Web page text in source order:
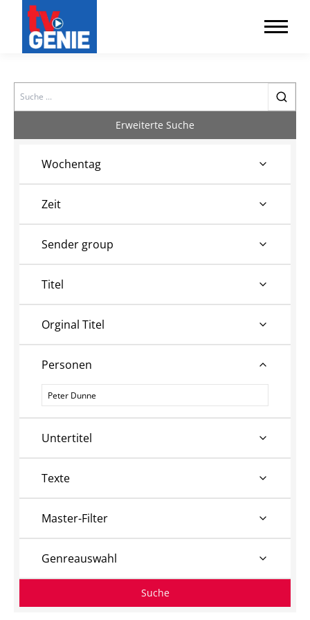
Search
Erweiterte Suche
Wochentag
Zeit
Sender group
Titel
Orginal Titel
Personen
Personen
Untertitel
Texte
Master-Filter
Genreauswahl
Suche